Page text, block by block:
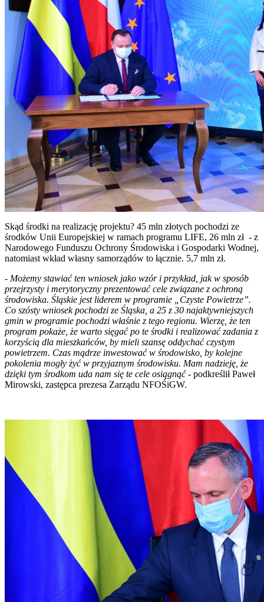
Skąd środki na realizację projektu? 45 mln złotych pochodzi ze
środków Unii Europejskiej w ramach programu LIFE, 26 mln zł - z
Narodowego Funduszu Ochrony Środowiska i Gospodarki Wodnej,
natomiast wkład własny samorządów to łącznie. 5,7 mln zł.
- Możemy stawiać ten wniosek jako wzór i przykład, jak w sposób
przejrzysty i merytoryczny prezentować cele związane z ochroną
środowiska. Śląskie jest liderem w programie „Czyste Powietrze”.
Co szósty wniosek pochodzi ze Śląska, a 25 z 30 najaktywniejszych
gmin w programie pochodzi właśnie z tego regionu. Wierzę, że ten
program pokaże, że warto sięgać po te środki i realizować zadania z
korzyścią dla mieszkańców, by mieli szansę oddychać czystym
powietrzem. Czas mądrze inwestować w środowisko, by kolejne
pokolenia mogły żyć w przyjaznym środowisku. Mam nadzieję, że
dzięki tym środkom uda nam się te cele osiągnąć- podkreślił Paweł
Mirowski, zastępca prezesa Zarządu NFOŚiGW.